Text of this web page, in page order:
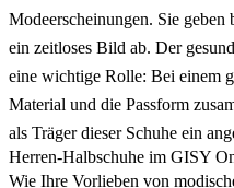
Modeerscheinungen. Sie geben
ein zeitloses Bild ab. Der
eine wichtige Rolle: Bei einem
Material und die Passform
als Träger dieser Schuhe ein
Herren-Halbschuhe im GISY
Wie Ihre Vorlieben von